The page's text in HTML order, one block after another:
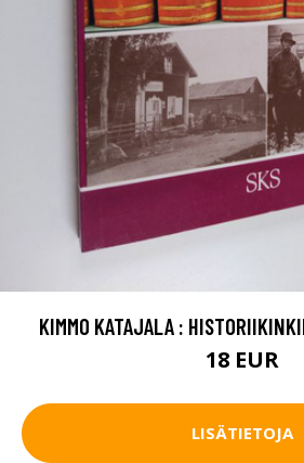
KIMMO KATAJALA :
18 EUR
LISÄTIETOJA